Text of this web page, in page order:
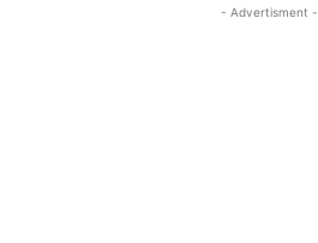
- Advertisment -